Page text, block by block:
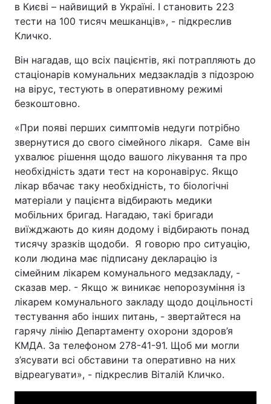
в Києві – найвищий в Україні. І становить 223
тести на 100 тисяч мешканців», - підкреслив
Кличко.
Він нагадав, що всіх пацієнтів, які потрапляють до
стаціонарів комунальних медзакладів з підозрою
на вірус, тестують в оперативному режимі
безкоштовно.
«При появі перших симптомів недуги потрібно
звернутися до свого сімейного лікаря. Саме він
ухвалює рішення щодо вашого лікування та про
необхідність здати тест на коронавірус. Якщо
лікар вбачає таку необхідність, то біологічні
матеріали у пацієнта відбирають медики
мобільних бригад. Нагадаю, такі бригади
виїжджають до киян додому і відбирають понад
тисячу зразків щодоби. Я говорю про ситуацію,
коли людина має підписану декларацію із
сімейним лікарем комунального медзакладу, -
сказав мер. - Якщо ж виникає непорозуміння із
лікарем комунального закладу щодо доцільності
тестування або інших питань, - звертайтеся на
гарячу лінію Департаменту охорони здоров’я
КМДА. За телефоном 278-41-91. Щоб ми могли
з’ясувати всі обставини та оперативно на них
відреагувати», - підкреслив Віталій Кличко.